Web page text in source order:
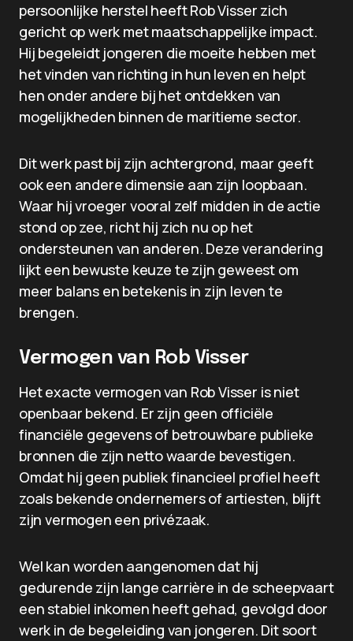
persoonlijke herstel heeft Rob Visser zich
gericht op werk met maatschappelijke impact.
Hij begeleidt jongeren die moeite hebben met
het vinden van richting in hun leven en helpt
hen onder andere bij het ontdekken van
mogelijkheden binnen de maritieme sector.
Dit werk past bij zijn achtergrond, maar geeft
ook een andere dimensie aan zijn loopbaan.
Waar hij vroeger vooral zelf midden in de actie
stond op zee, richt hij zich nu op het
ondersteunen van anderen. Deze verandering
lijkt een bewuste keuze te zijn geweest om
meer balans en betekenis in zijn leven te
brengen.
Vermogen van Rob Visser
Het exacte vermogen van Rob Visser is niet
openbaar bekend. Er zijn geen officiële
financiële gegevens of betrouwbare publieke
bronnen die zijn netto waarde bevestigen.
Omdat hij geen publiek financieel profiel heeft
zoals bekende ondernemers of artiesten, blijft
zijn vermogen een privézaak.
Wel kan worden aangenomen dat hij
gedurende zijn lange carrière in de scheepvaart
een stabiel inkomen heeft gehad, gevolgd door
werk in de begeleiding van jongeren. Dit soort